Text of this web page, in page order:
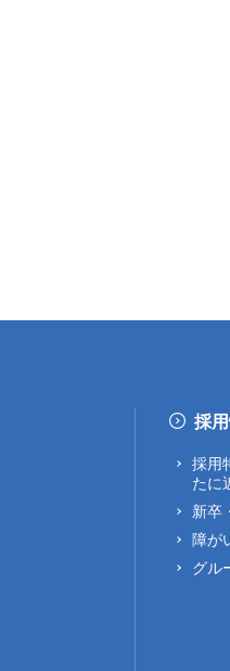
採
採用
たに
新卒
障が
グル